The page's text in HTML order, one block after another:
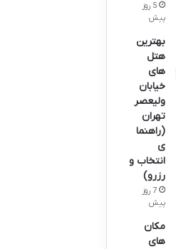
5 روز
پیش
بهترین
هتل
های
خیابان
ولیعصر
تهران
(راهنما
ی
انتخاب و
رزرو)
7 روز
پیش
مکان
های